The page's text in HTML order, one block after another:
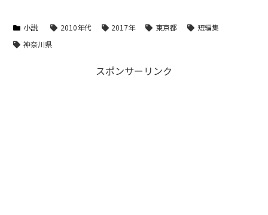
小説 2010年代 2017年 東京都
短編集
神奈川県
スポンサーリンク